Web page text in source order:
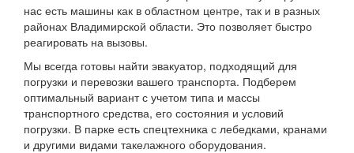
нас есть машины как в областном центре, так и в разных
районах Владимирской области. Это позволяет быстро
реагировать на вызовы.
Мы всегда готовы найти эвакуатор, подходящий для
погрузки и перевозки вашего транспорта. Подберем
оптимальный вариант с учетом типа и массы
транспортного средства, его состояния и условий
погрузки. В парке есть спецтехника с лебедками, кранами
и другими видами такелажного оборудования.